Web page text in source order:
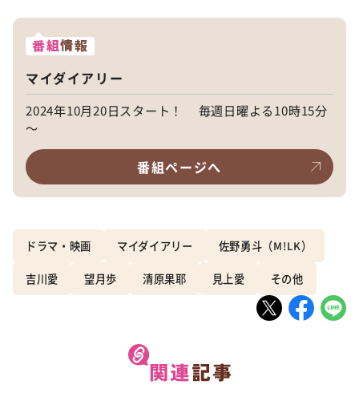
番組情報
マイダイアリー
2024年10月20日スタート！ 毎週日曜よる10時15分
～
番組ページへ
ドラマ・映画 マイダイアリー 佐野勇斗（M!LK）
吉川愛 望月歩 清原果耶 見上愛 その他